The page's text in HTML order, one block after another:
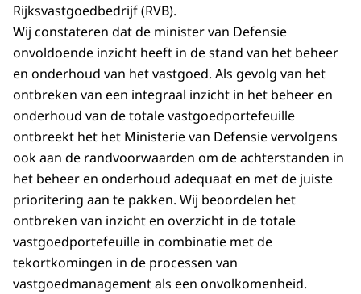
Rijksvastgoedbedrijf (RVB).
Wij constateren dat de minister van Defensie
onvoldoende inzicht heeft in de stand van het beheer
en onderhoud van het vastgoed. Als gevolg van het
ontbreken van een integraal inzicht in het beheer en
onderhoud van de totale vastgoedportefeuille
ontbreekt het het Ministerie van Defensie vervolgens
ook aan de randvoorwaarden om de achterstanden in
het beheer en onderhoud adequaat en met de juiste
prioritering aan te pakken. Wij beoordelen het
ontbreken van inzicht en overzicht in de totale
vastgoedportefeuille in combinatie met de
tekortkomingen in de processen van
vastgoedmanagement als een onvolkomenheid.